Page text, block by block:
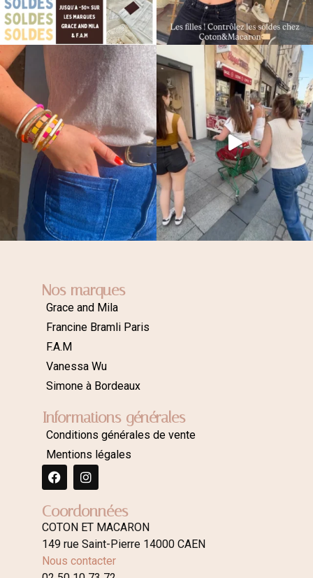
Nos marques
Grace and Mila
Francine Bramli Paris
F.A.M
Vanessa Wu
Simone à Bordeaux
Informations générales
Conditions générales de vente
Mentions légales
Coordonnées
COTON ET MACARON
149 rue Saint-Pierre 14000 CAEN
Nous contacter